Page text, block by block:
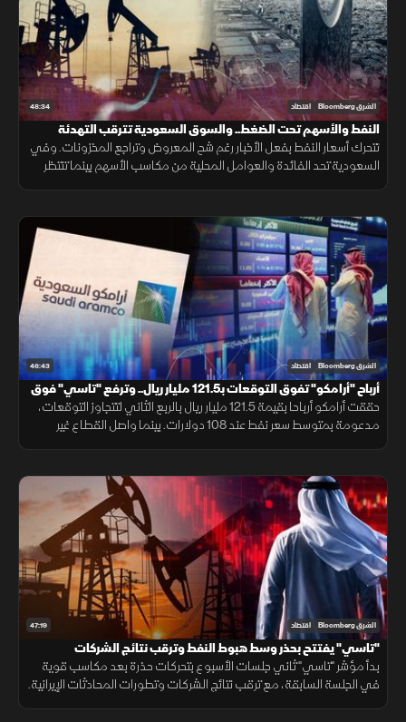
48:34 الشرق Bloomberg اقتصاد
النفط والأسهم تحت الضغط.. والسوق السعودية تترقب التهدئة
تتحرك أسعار النفط بفعل الأخبار رغم شح المعروض وتراجع المخزونات. وفي
السعودية تحد الفائدة والعوامل المحلية من مكاسب الأسهم بينما تنتظر
46:43 الشرق Bloomberg اقتصاد
أرباح "أرامكو" تفوق التوقعات بـ121.5 مليار ريال.. وترفع "تاسي" فوق
10800 نقطة
حققت أرامكو أرباحا بقيمة 121.5 مليار ريال بالربع الثاني لتتجاوز التوقعات،
مدعومة بمتوسط سعر نفط عند 108 دولارات. بينما واصل القطاع غير
47:19 الشرق Bloomberg اقتصاد
"تاسي" يفتتح بحذر وسط هبوط النفط وترقب نتائج الشركات
بدأ مؤشر "تاسي" ثاني جلسات الأسبوع بتحركات حذرة بعد مكاسب قوية
في الجلسة السابقة، مع ترقب نتائج الشركات وتطورات المحادثات الإيرانية.